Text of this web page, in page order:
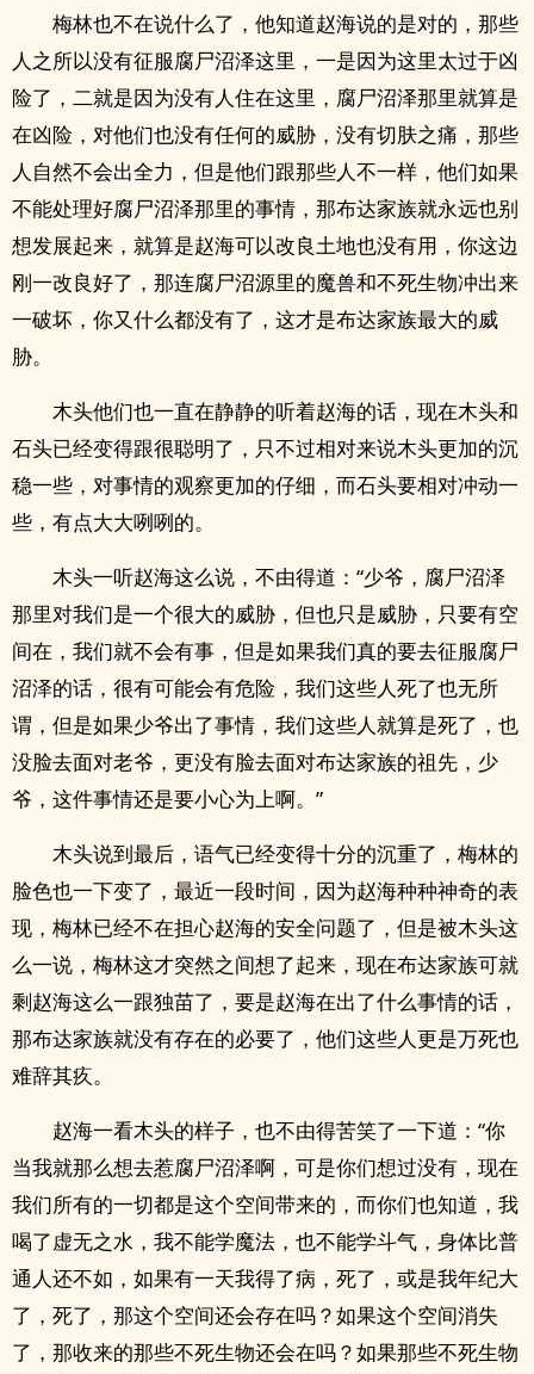
梅林也不在说什么了，他知道赵海说的是对的，那些
人之所以没有征服腐尸沼泽这里，一是因为这里太过于凶
险了，二就是因为没有人住在这里，腐尸沼泽那里就算是
在凶险，对他们也没有任何的威胁，没有切肤之痛，那些
人自然不会出全力，但是他们跟那些人不一样，他们如果
不能处理好腐尸沼泽那里的事情，那布达家族就永远也别
想发展起来，就算是赵海可以改良土地也没有用，你这边
刚一改良好了，那连腐尸沼源里的魔兽和不死生物冲出来
一破坏，你又什么都没有了，这才是布达家族最大的威
胁。
木头他们也一直在静静的听着赵海的话，现在木头和
石头已经变得跟很聪明了，只不过相对来说木头更加的沉
稳一些，对事情的观察更加的仔细，而石头要相对冲动一
些，有点大大咧咧的。
木头一听赵海这么说，不由得道：“少爷，腐尸沼泽
那里对我们是一个很大的威胁，但也只是威胁，只要有空
间在，我们就不会有事，但是如果我们真的要去征服腐尸
沼泽的话，很有可能会有危险，我们这些人死了也无所
谓，但是如果少爷出了事情，我们这些人就算是死了，也
没脸去面对老爷，更没有脸去面对布达家族的祖先，少
爷，这件事情还是要小心为上啊。”
木头说到最后，语气已经变得十分的沉重了，梅林的
脸色也一下变了，最近一段时间，因为赵海种种神奇的表
现，梅林已经不在担心赵海的安全问题了，但是被木头这
么一说，梅林这才突然之间想了起来，现在布达家族可就
剩赵海这么一跟独苗了，要是赵海在出了什么事情的话，
那布达家族就没有存在的必要了，他们这些人更是万死也
难辞其疚。
赵海一看木头的样子，也不由得苦笑了一下道：“你
当我就那么想去惹腐尸沼泽啊，可是你们想过没有，现在
我们所有的一切都是这个空间带来的，而你们也知道，我
喝了虚无之水，我不能学魔法，也不能学斗气，身体比普
通人还不如，如果有一天我得了病，死了，或是我年纪大
了，死了，那这个空间还会存在吗？如果这个空间消失
了，那收来的那些不死生物还会在吗？如果那些不死生物